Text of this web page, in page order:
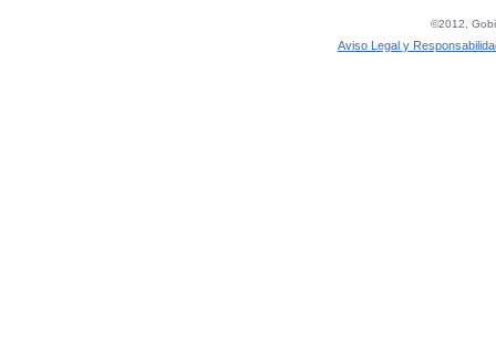
©2012,
Aviso Legal y